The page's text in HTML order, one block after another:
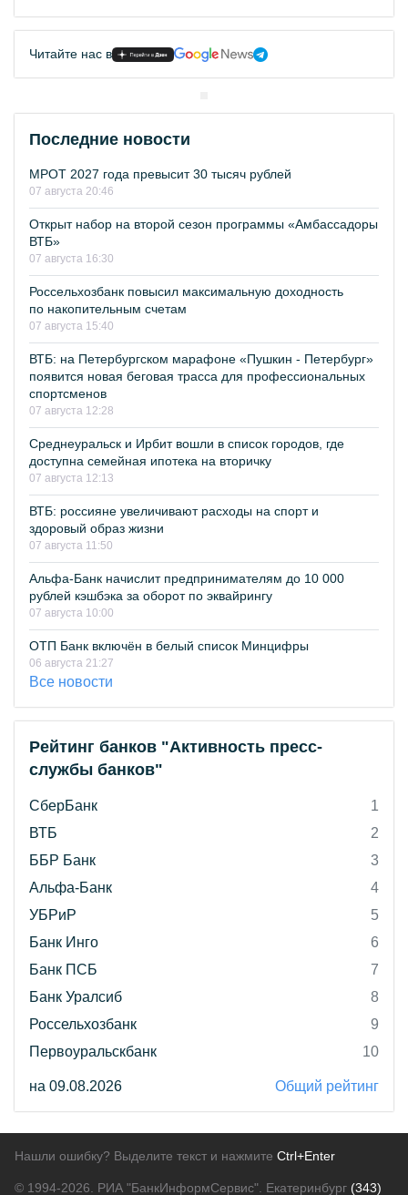
Читайте нас в
Последние новости
МРОТ 2027 года превысит 30 тысяч рублей
07 августа 20:46
Открыт набор на второй сезон программы «Амбассадоры
ВТБ»
07 августа 16:30
Россельхозбанк повысил максимальную доходность
по накопительным счетам
07 августа 15:40
ВТБ: на Петербургском марафоне «Пушкин - Петербург»
появится новая беговая трасса для профессиональных
спортсменов
07 августа 12:28
Среднеуральск и Ирбит вошли в список городов, где
доступна семейная ипотека на вторичку
07 августа 12:13
ВТБ: россияне увеличивают расходы на спорт и
здоровый образ жизни
07 августа 11:50
Альфа-Банк начислит предпринимателям до 10 000
рублей кэшбэка за оборот по эквайрингу
07 августа 10:00
ОТП Банк включён в белый список Минцифры
06 августа 21:27
Все новости
Рейтинг банков "Активность пресс-
службы банков"
СберБанк
1
ВТБ
2
ББР Банк
3
Альфа-Банк
4
УБРиР
5
Банк Инго
6
Банк ПСБ
7
Банк Уралсиб
8
Россельхозбанк
9
Первоуральскбанк
10
на 09.08.2026 Общий рейтинг
Нашли ошибку? Выделите текст и нажмите Ctrl+Enter
© 1994-2026. РИА "БанкИнформСервис". Екатеринбург (343)